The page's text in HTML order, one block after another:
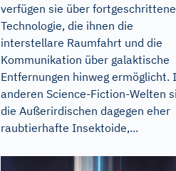
verfügen sie über fortgeschrittene
Technologie, die ihnen die
interstellare Raumfahrt und die
Kommunikation über galaktische
Entfernungen hinweg ermöglicht.
anderen Science-Fiction-Welten
die Außerirdischen dagegen eher
raubtierhafte Insektoide,...